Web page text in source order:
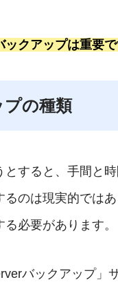
クアップは重要で
の種類
すると、手間と
のは現実的では
必要があります。
バックアップ」